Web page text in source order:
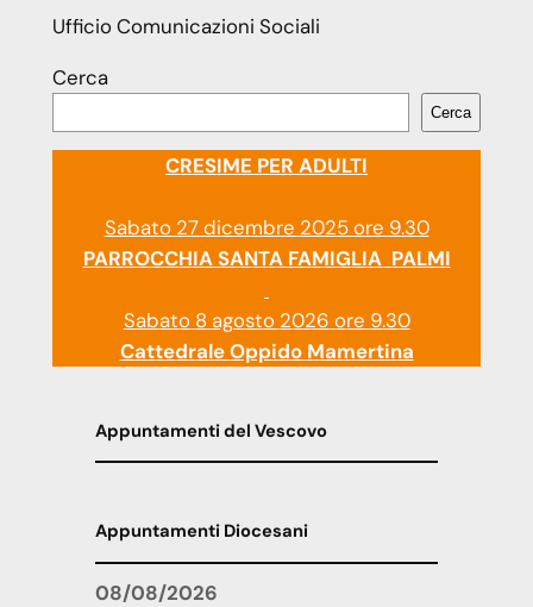
Ufficio Comunicazioni Sociali
Cerca
Cerca
CRESIME PER ADULTI
Sabato 27 dicembre 2025 ore 9.30
PARROCCHIA SANTA FAMIGLIA PALMI
Sabato 8 agosto 2026 ore 9.30
Cattedrale Oppido Mamertina
Appuntamenti del Vescovo
Appuntamenti Diocesani
08/08/2026